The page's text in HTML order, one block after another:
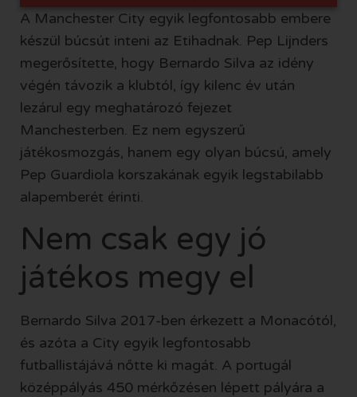
A Manchester City egyik legfontosabb embere
készül búcsút inteni az Etihadnak. Pep Lijnders
megerősítette, hogy Bernardo Silva az idény
végén távozik a klubtól, így kilenc év után
lezárul egy meghatározó fejezet
Manchesterben. Ez nem egyszerű
játékosmozgás, hanem egy olyan búcsú, amely
Pep Guardiola korszakának egyik legstabilabb
alapemberét érinti.
Nem csak egy jó
játékos megy el
Bernardo Silva 2017-ben érkezett a Monacótól,
és azóta a City egyik legfontosabb
futballistájává nőtte ki magát. A portugál
középpályás 450 mérkőzésen lépett pályára a